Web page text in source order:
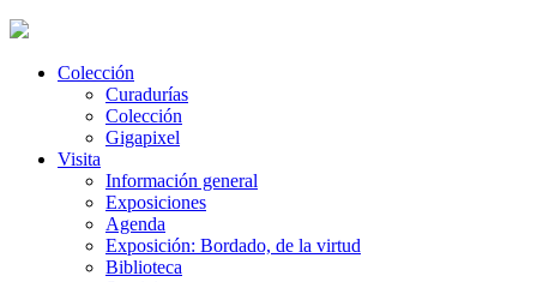
Colección
Curadurías
Colección
Gigapixel
Visita
Información general
Exposiciones
Agenda
Exposición: Bordado, de la virtud
Biblioteca